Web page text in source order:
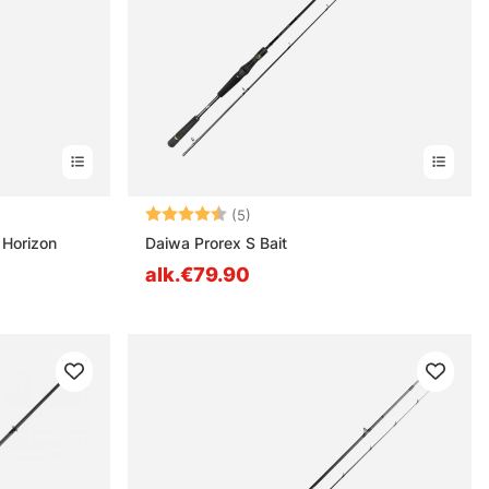
Arvio: (5)
Daiwa Prorex S Bait
alk.€79.90